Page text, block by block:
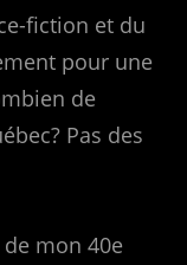
fiction et du
pour une
de
Pas des
mon 40e